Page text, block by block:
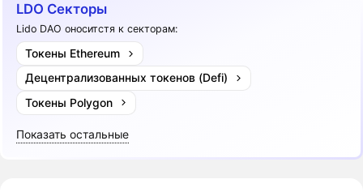
LDO Секторы
Lido DAO оноситстя к секторам:
Токены Ethereum
Децентрализованных токенов (Defi)
Токены Polygon
Показать остальные